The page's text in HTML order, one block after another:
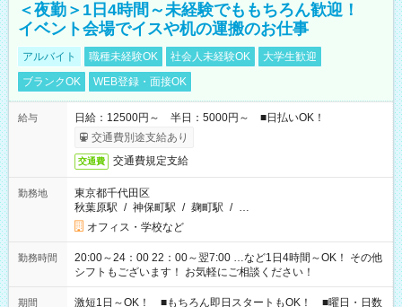
＜夜勤＞1日4時間～未経験でももちろん歓迎！
イベント会場でイスや机の運搬のお仕事
アルバイト 職種未経験OK 社会人未経験OK
大学生歓迎
ブランクOK
WEB登録・面接OK
給与
日給：12500円～ 半日：5000円～ ■日払いOK！
交通費別途支給あり
交通費 交通費規定支給
勤務地
東京都千代田区
秋葉原駅 / 神保町駅 / 麹町駅 / …
オフィス・学校など
勤務時間
20:00～24：00 22：00～翌7:00 …など1日4時間～OK！ その他
シフトもございます！ お気軽にご相談ください！
期間
激短1日～OK！ ■もちろん即日スタートもOK！ ■曜日・日数